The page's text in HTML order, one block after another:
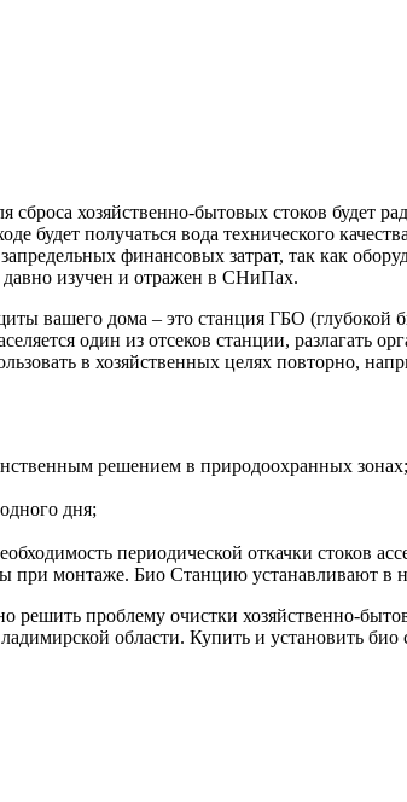
хозяйственно-бытовых стоков будет
получаться вода технического
финансовых затрат, так как
изучен и отражен в СНиПах.
вашего дома – это станция ГБО (глубокой
один из отсеков станции, разлагать
в хозяйственных целях повторно,
решением в природоохранных зонах;
дня;
периодической откачки стоков
при монтаже. Био Станцию устанавливают в
проблему очистки хозяйственно-
области. Купить и установить